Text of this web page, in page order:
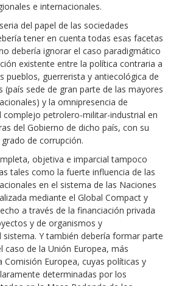
e internacionales.
del papel de las sociedades
tener en cuenta todas esas facetas
debería ignorar el caso paradigmático
existente entre la política contraria a
pueblos, guerrerista y antiecológica de
(país sede de gran parte de las mayores
y la omnipresencia de
complejo petrolero-militar-industrial en
del Gobierno de dicho país, con su
de corrupción.
objetiva e imparcial tampoco
tales como la fuerte influencia de las
en el sistema de las Naciones
mediante el Global Compact y
a través de la financiación privada
y de organismos y
sistema. Y también debería formar parte
caso de la Unión Europea, más
Comisión Europea, cuyas políticas y
determinadas por los